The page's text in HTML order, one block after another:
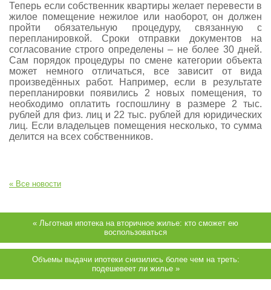
Теперь если собственник квартиры желает перевести в
жилое помещение нежилое или наоборот, он должен
пройти обязательную процедуру, связанную с
перепланировкой. Сроки отправки документов на
согласование строго определены – не более 30 дней.
Сам порядок процедуры по смене категории объекта
может немного отличаться, все зависит от вида
произведённых работ. Например, если в результате
перепланировки появились 2 новых помещения, то
необходимо оплатить госпошлину в размере 2 тыс.
рублей для физ. лиц и 22 тыс. рублей для юридических
лиц. Если владельцев помещения несколько, то сумма
делится на всех собственников.
« Все новости
« Льготная ипотека на вторичное жилье: кто сможет ею
воспользоваться
Объемы выдачи ипотеки снизились более чем на треть:
подешевеет ли жилье »